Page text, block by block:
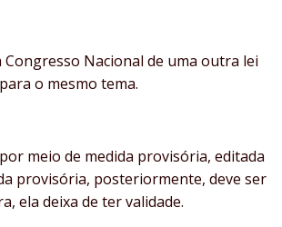
Nacional de uma outra lei
o mesmo tema.
meio de medida provisória, editada
provisória, posteriormente, deve ser
ela deixa de ter validade.